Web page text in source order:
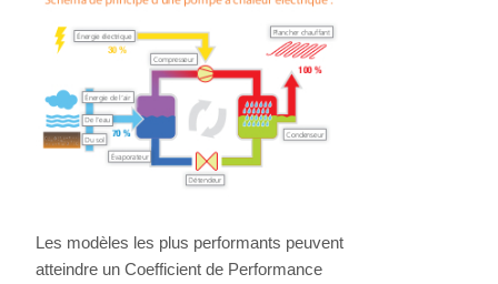
Les modèles les plus performants peuvent
atteindre un Coefficient de Performance